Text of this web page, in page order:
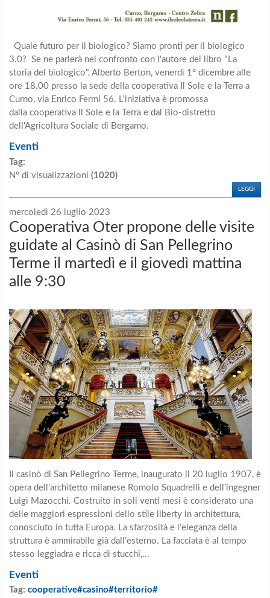
Quale futuro per il biologico? Siamo pronti per il biologico
3.0? Se ne parlerà nel confronto con l'autore del libro "La
storia del biologico", Alberto Berton, venerdì 1° dicembre alle
ore 18.00 presso la sede della cooperativa Il Sole e la Terra a
Curno, via Enrico Fermi 56. L'iniziativa è promossa
dalla cooperativa Il Sole e la Terra e dal Bio-distretto
dell'Agricoltura Sociale di Bergamo.
Eventi
Tag:
N° di visualizzazioni (1020)
LEGGI
mercoledì 26 luglio 2023
Cooperativa Oter propone delle visite
guidate al Casinò di San Pellegrino
Terme il martedì e il giovedì mattina
alle 9:30
Il casinò di San Pellegrino Terme, inaugurato il 20 luglio 1907, è
opera dell’architetto milanese Romolo Squadrelli e dell’ingegner
Luigi Mazocchi. Costruito in soli venti mesi è considerato una
delle maggiori espressioni dello stile liberty in architettura,
conosciuto in tutta Europa. La sfarzosità e l’eleganza della
struttura è ammirabile già dall’esterno. La facciata è al tempo
stesso leggiadra e ricca di stucchi,...
Eventi
Tag: cooperative#casino#territorio#